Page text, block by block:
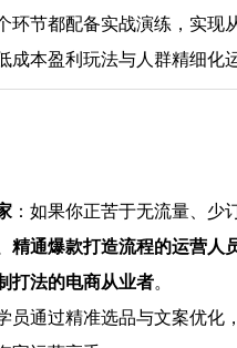
环节都配备实战演练，实现
成本盈利玩法与人群精细化
：如果你正苦于无流量、少
精通爆款打造流程的运营人
打法的电商从业者。
员通过精准选品与文案优化